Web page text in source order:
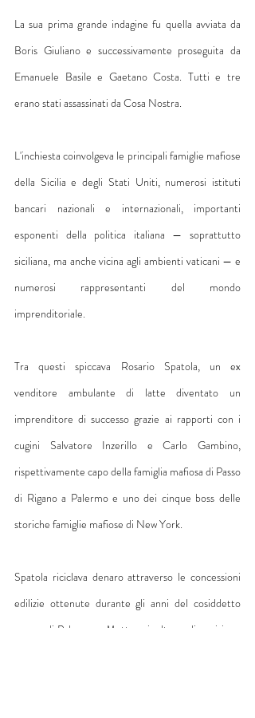
La sua prima grande indagine fu quella avviata da
Boris Giuliano e successivamente proseguita da
Emanuele Basile e Gaetano Costa. Tutti e tre
erano stati assassinati da Cosa Nostra.
L'inchiesta coinvolgeva le principali famiglie mafiose
della Sicilia e degli Stati Uniti, numerosi istituti
bancari nazionali e internazionali, importanti
esponenti della politica italiana — soprattutto
siciliana, ma anche vicina agli ambienti vaticani — e
numerosi rappresentanti del mondo
imprenditoriale.
Tra questi spiccava Rosario Spatola, un ex
venditore ambulante di latte diventato un
imprenditore di successo grazie ai rapporti con i
cugini Salvatore Inzerillo e Carlo Gambino,
rispettivamente capo della famiglia mafiosa di Passo
di Rigano a Palermo e uno dei cinque boss delle
storiche famiglie mafiose di New York.
Spatola riciclava denaro attraverso le concessioni
edilizie ottenute durante gli anni del cosiddetto
«sacco di Palermo». Metteva inoltre a disposizione